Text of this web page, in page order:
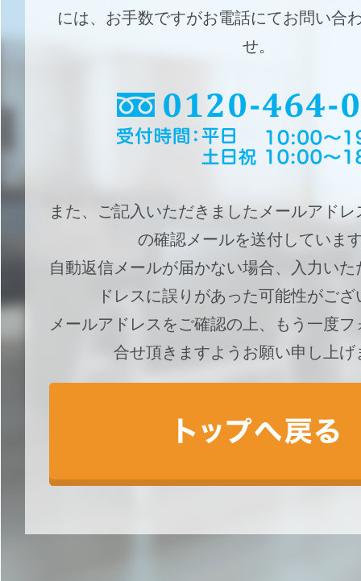
には、お手数ですがお電話にてお問い合
せ。
また、ご記入いただきましたメールアド
の確認メールを送付していま
自動返信メールが届かない場合、入力い
ドレスに誤りがあった可能性がござ
メールアドレスをご確認の上、もう一度
合せ頂きますようお願い申し上げ